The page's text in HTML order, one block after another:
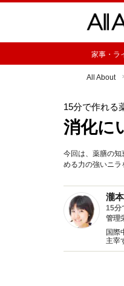
家事・ラ
All About
15分で作れる
消化に
今回は、薬膳の
める力の強いニラ
瀧
15分
管理
国際
主宰
ど幅